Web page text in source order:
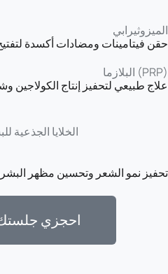
الميزوثيرابي
حقن فيتامينات ومضادات أكسدة
(PRP)
البلازما
علاج طبيعي لتحفيز إنتاج الكولاجين
الخلايا الجذعية
تحفيز نمو الشعر وتحسين مظهر
احجزي جلستك